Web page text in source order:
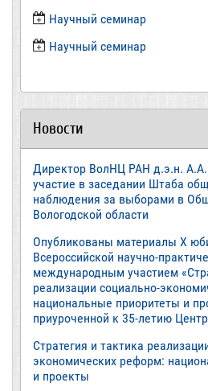
Научный семинар
​Научный семинар
Новости
Директор ВолНЦ РАН д.э.н.
участие в заседании Штаба
наблюдения за выборами в
Вологодской области
Опубликованы материалы X
Всероссийской научно-
международным участием
реализации социально-
национальные приоритеты и
приуроченной к 35-летию
Стратегия и тактика
экономических реформ:
и проекты